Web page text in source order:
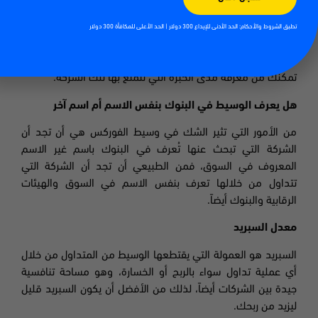
تعرف على سنة تأسيس شركة الوساطة
من انتقاء أفضل وسيط فوركس، حيث إن معرفة سنة التأسيس
تمكنك من معرفة مدى الخبرة التي تتمتع بها تلك الشركة.
هل يعرف الوسيط في البنوك بنفس الاسم أم اسم آخر
من الأمور التي تثير الشك في وسيط الفوركس هي أن تجد أن
الشركة التي تبحث عنها تُعرف في البنوك باسم غير الاسم
المعروف في السوق، فمن الطبيعي أن تجد أن الشركة التي
تتداول من خلالها تعرف بنفس الاسم في السوق والهيئات
الرقابية والبنوك أيضاً.
معدل السبريد
السبريد هو العمولة التي يقتطعها الوسيط من المتداول من خلال
أي عملية تداول سواء بالربح أو الخسارة، وهو مساحة تنافسية
جيدة بين الشركات أيضاً، لذلك من الأفضل أن يكون السبريد قليل
ليزيد من ربحك.
تطبق الشروط والأحكام: الحد الأدنى للإيداع 300 دولار | الحد الأعلى للمكافأة 300 دولار